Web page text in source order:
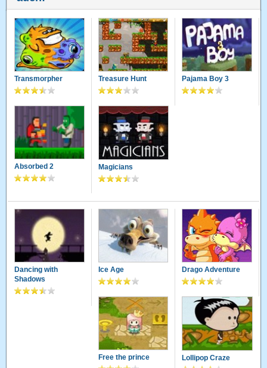
Transmorpher Treasure Hunt Pajama Boy 3
Absorbed 2 Magicians
Dancing with
Shadows
Ice Age Drago Adventure
Free the prince Lollipop Craze